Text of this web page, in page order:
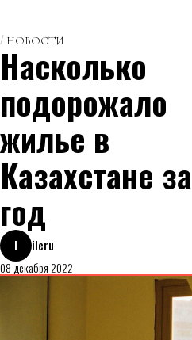
НОВОСТИ
Насколько
подорожало
жилье в
Казахстане за
год
I
ileru
08 декабря 2022